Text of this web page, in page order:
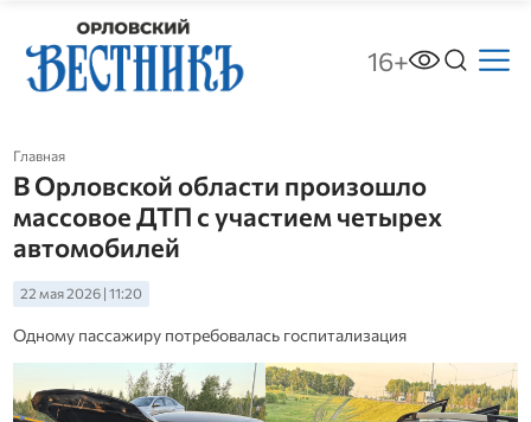
16+
Главная
В Орловской области произошло
массовое ДТП с участием четырех
автомобилей
22 мая 2026 | 11:20
Одному пассажиру потребовалась госпитализация